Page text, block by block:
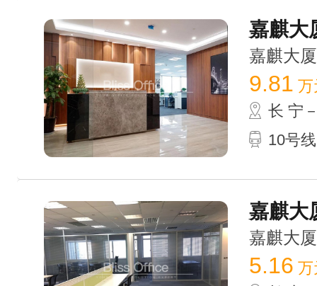
嘉麒大
嘉麒大
9.81 万
长 宁
10号
嘉麒大
嘉麒大
5.16 万